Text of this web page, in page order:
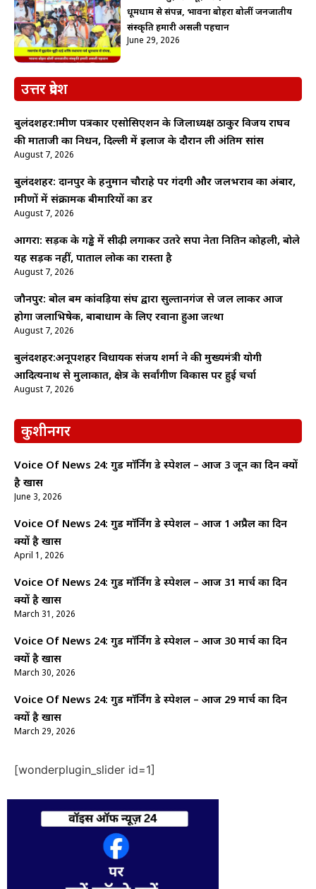
धूमधाम से संपन्न, भावना बोहरा बोलीं जनजातीय
संस्कृति हमारी असली पहचान
June 29, 2026
उत्तर प्रदेश
बुलंदशहर:ग्रामीण पत्रकार एसोसिएशन के जिलाध्यक्ष ठाकुर विजय राघव
की माताजी का निधन, दिल्ली में इलाज के दौरान ली अंतिम सांस
August 7, 2026
बुलंदशहर: दानपुर के हनुमान चौराहे पर गंदगी और जलभराव का अंबार,
ग्रामीणों में संक्रामक बीमारियों का डर
August 7, 2026
आगरा: सड़क के गड्ढे में सीढ़ी लगाकर उतरे सपा नेता नितिन कोहली, बोले
यह सड़क नहीं, पाताल लोक का रास्ता है
August 7, 2026
जौनपुर: बोल बम कांवड़िया संघ द्वारा सुल्तानगंज से जल लाकर आज
होगा जलाभिषेक, बाबाधाम के लिए रवाना हुआ जत्था
August 7, 2026
बुलंदशहर:अनूपशहर विधायक संजय शर्मा ने की मुख्यमंत्री योगी
आदित्यनाथ से मुलाकात, क्षेत्र के सर्वांगीण विकास पर हुई चर्चा
August 7, 2026
कुशीनगर
Voice Of News 24: गुड माॅर्निंग डे स्पेशल – आज 3 जून का दिन क्यों
है खास
June 3, 2026
Voice Of News 24: गुड माॅर्निंग डे स्पेशल – आज 1 अप्रैल का दिन
क्यों है खास
April 1, 2026
Voice Of News 24: गुड माॅर्निंग डे स्पेशल – आज 31 मार्च का दिन
क्यों है खास
March 31, 2026
Voice Of News 24: गुड माॅर्निंग डे स्पेशल – आज 30 मार्च का दिन
क्यों है खास
March 30, 2026
Voice Of News 24: गुड माॅर्निंग डे स्पेशल – आज 29 मार्च का दिन
क्यों है खास
March 29, 2026
[wonderplugin_slider id=1]